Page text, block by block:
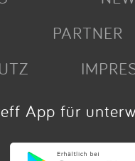
PARTNER
App für